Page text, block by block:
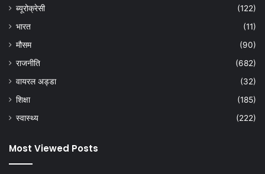
ब्यूरोक्रेसी
(122)
भारत
(11)
मौसम
(90)
राजनीति
(682)
वायरल अड्डा
(32)
शिक्षा
(185)
स्वास्थ्य
(222)
Most Viewed Posts